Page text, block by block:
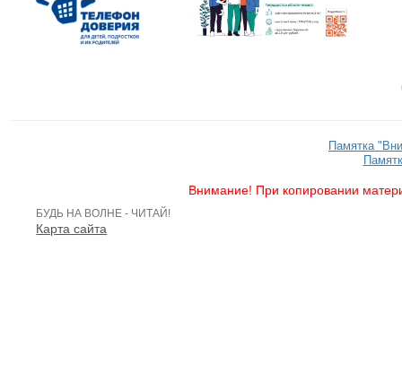
Памятка
Внимание! При копировании
БУДЬ НА ВОЛНЕ - ЧИТАЙ!
Карта сайта